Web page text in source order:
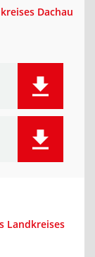
Dachau
Landkreises